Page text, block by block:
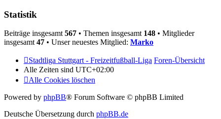
Statistik
Beiträge insgesamt 567 • Themen insgesamt 148 • Mitglieder
insgesamt 47 • Unser neuestes Mitglied: Marko
Stadtliga Stuttgart - Freizeitfußball-Liga Foren-Übersicht
Alle Zeiten sind UTC+02:00
Alle Cookies löschen
Powered by phpBB® Forum Software © phpBB Limited
Deutsche Übersetzung durch phpBB.de